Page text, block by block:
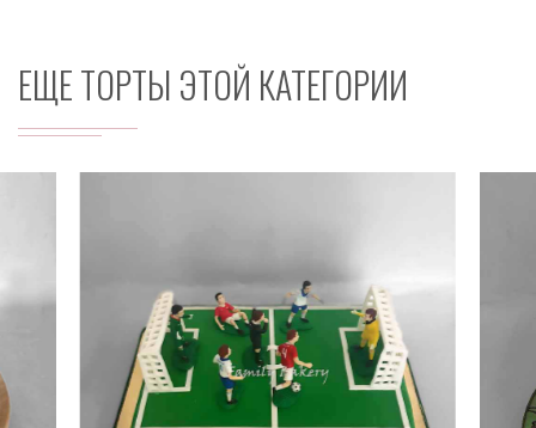
ЕЩЕ ТОРТЫ ЭТОЙ КАТЕГОРИИ